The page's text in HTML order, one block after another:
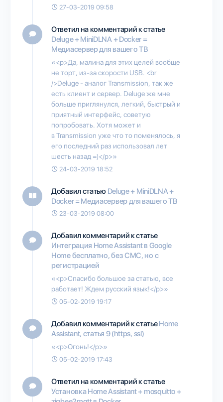
27-03-2019 09:58
Ответил на комментарий к статье
Deluge + MiniDLNA + Docker =
Медиасервер для вашего ТВ
«<p>Да, малина для этих целей вообще
не торт, из-за скорости USB. <br
/>Deluge - аналог Transmission, так же
есть клиент и сервер. Deluge же мне
больше приглянулся, легкий, быстрый и
приятный интерфейс, советую
попробовать. Хотя может и
в Transmission уже что то поменялось, я
его последний раз использовал лет
шесть назад =)</p>»
24-03-2019 18:52
Добавил статью Deluge + MiniDLNA +
Docker = Медиасервер для вашего ТВ
23-03-2019 08:00
Добавил комментарий к статье
Интеграция Home Assistant в Google
Home бесплатно, без СМС, но с
регистрацией
«<p>Спасибо большое за статью, все
работает! Ждем русский язык!</p>»
05-02-2019 19:17
Добавил комментарий к статьеHome
Assistant, статья 9 (https, ssl)
«<p>Огонь!</p>»
05-02-2019 17:43
Ответил на комментарий к статье
Установка Home Assistant + mosquitto +